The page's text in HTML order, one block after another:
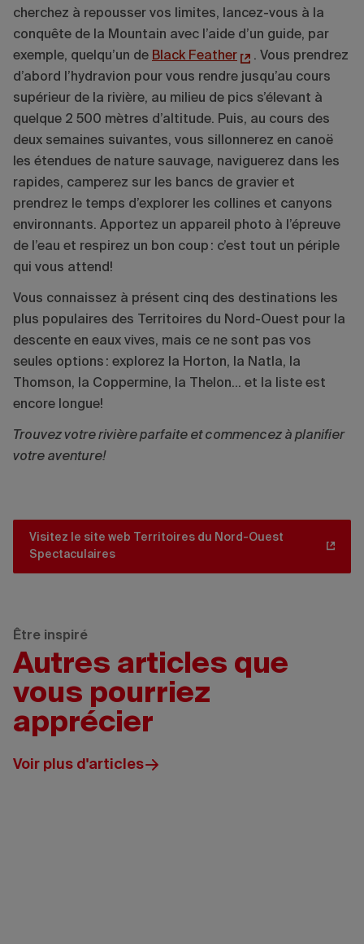
cherchez à repousser vos limites, lancez-vous à la
conquête de la Mountain avec l’aide d’un guide, par
exemple, quelqu’un de Black Feather
. Vous prendrez
d’abord l’hydravion pour vous rendre jusqu’au cours
supérieur de la rivière, au milieu de pics s’élevant à
quelque 2 500 mètres d’altitude. Puis, au cours des
deux semaines suivantes, vous sillonnerez en canoë
les étendues de nature sauvage, naviguerez dans les
rapides, camperez sur les bancs de gravier et
prendrez le temps d’explorer les collines et canyons
environnants. Apportez un appareil photo à l’épreuve
de l’eau et respirez un bon coup : c’est tout un périple
qui vous attend!
Vous connaissez à présent cinq des destinations les
plus populaires des Territoires du Nord-Ouest pour la
descente en eaux vives, mais ce ne sont pas vos
seules options : explorez la Horton, la Natla, la
Thomson, la Coppermine, la Thelon… et la liste est
encore longue!
Trouvez votre rivière parfaite et commencez à planifier
votre aventure!
Visitez le site web Territoires du Nord-Ouest
Spectaculaires
Être inspiré
Autres articles que
vous pourriez
apprécier
Voir plus d'articles